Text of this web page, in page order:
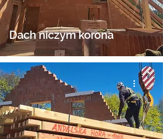
Dach niczym korona